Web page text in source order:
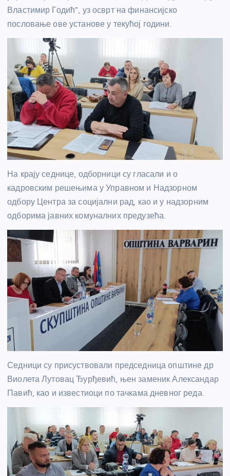
Властимир Годић”, уз осврт на финансијско
пословање ове установе у текућој години.
На крају седнице, одборници су гласали и о
кадровским решењима у Управном и Надзорном
одбору Центра за социјални рад, као и у надзорним
одборима јавних комуналних предузећа.
Седници су присуствовали председница општине др
Виолета Лутовац Ђурђевић, њен заменик Александар
Павић, као и известиоци по тачкама дневног реда.